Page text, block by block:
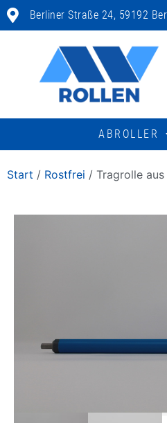
Berliner Straße 24, 59192
ABROLLER
Start / Rostfrei / Tragrolle